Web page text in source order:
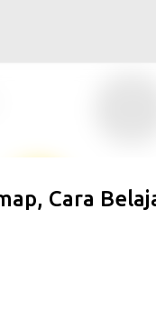
Cara